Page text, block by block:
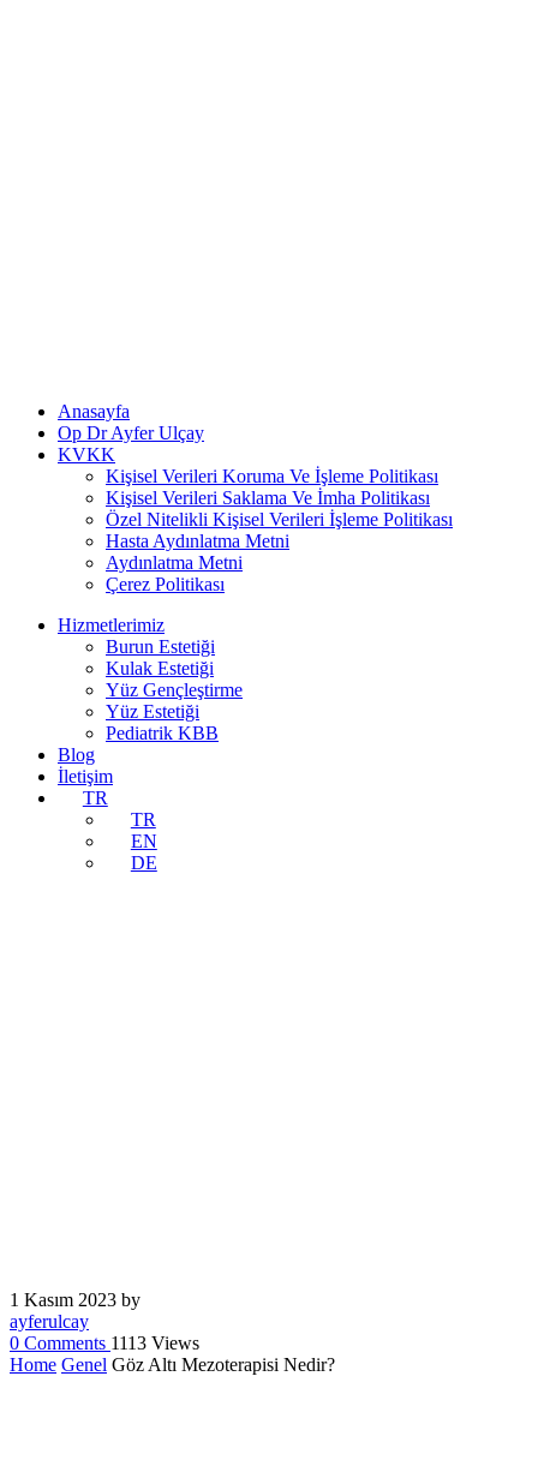
Anasayfa
Op Dr Ayfer Ulçay
KVKK
Kişisel Verileri Koruma Ve İşleme Politikası
Kişisel Verileri Saklama Ve İmha Politikası
Özel Nitelikli Kişisel Verileri İşleme Politikası
Hasta Aydınlatma Metni
Aydınlatma Metni
Çerez Politikası
Hizmetlerimiz
Burun Estetiği
Kulak Estetiği
Yüz Gençleştirme
Yüz Estetiği
Pediatrik KBB
Blog
İletişim
TR
TR
EN
DE
ayferulcay
0 Comments 1113 Views
Home Genel Göz Altı Mezoterapisi Nedir?